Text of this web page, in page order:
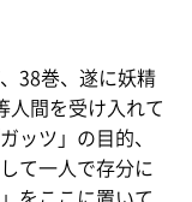
38巻、遂に妖精
人間を受け入れて
ッツ」の目的、
て一人で存分に